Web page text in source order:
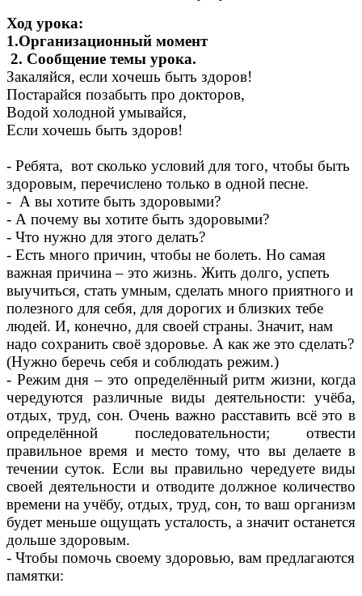
Ход урока:
1.Организационный момент
2. Сообщение темы урока.
Закаляйся, если хочешь быть здоров!
Постарайся позабыть про докторов,
Водой холодной умывайся,
Если хочешь быть здоров!
- Ребята, вот сколько условий для того, чтобы быть
здоровым, перечислено только в одной песне.
- А вы хотите быть здоровыми?
- А почему вы хотите быть здоровыми?
- Что нужно для этого делать?
- Есть много причин, чтобы не болеть. Но самая
важная причина – это жизнь. Жить долго, успеть
выучиться, стать умным, сделать много приятного и
полезного для себя, для дорогих и близких тебе
людей. И, конечно, для своей страны. Значит, нам
надо сохранить своё здоровье. А как же это сделать?
(Нужно беречь себя и соблюдать режим.)
- Режим дня – это определённый ритм жизни, когда
чередуются различные виды деятельности: учёба,
отдых, труд, сон. Очень важно расставить всё это в
определённой последовательности; отвести
правильное время и место тому, что вы делаете в
течении суток. Если вы правильно чередуете виды
своей деятельности и отводите должное количество
времени на учёбу, отдых, труд, сон, то ваш организм
будет меньше ощущать усталость, а значит останется
дольше здоровым.
- Чтобы помочь своему здоровью, вам предлагаются
памятки: